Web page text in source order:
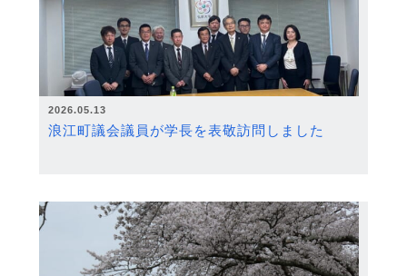
2026.05.13
浪江町議会議員が学長を表敬訪問しました